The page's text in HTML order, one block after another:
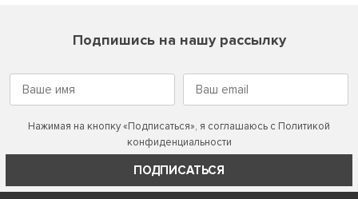
Подпишись на нашу рассылку
Нажимая на кнопку «Подписаться», я соглашаюсь с Политикой
конфиденциальности
ПОДПИСАТЬСЯ